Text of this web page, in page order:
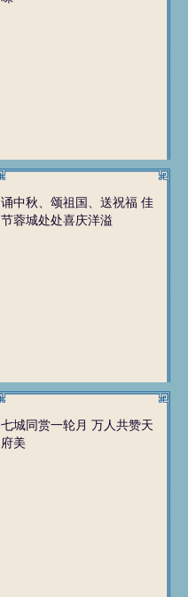
诵中秋、颂祖国、送祝福 佳
节蓉城处处喜庆洋溢
七城同赏一轮月 万人共赞天
府美